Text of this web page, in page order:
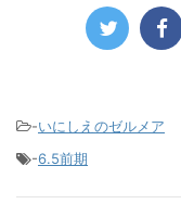
-いにしえのゼルメア
-6.5前期